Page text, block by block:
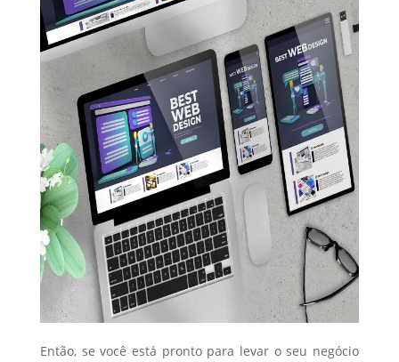
Então, se você está pronto para levar o seu negócio